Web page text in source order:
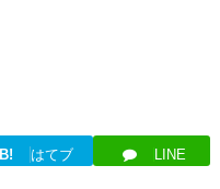
B! はてブ LINE